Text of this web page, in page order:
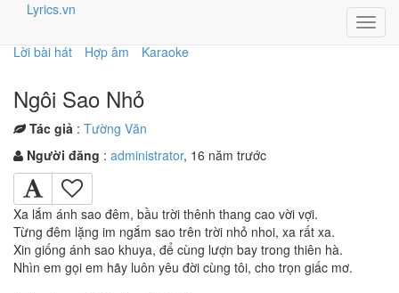
Lyrics.vn
Lời bài hát Hợp âm Karaoke
Ngôi Sao Nhỏ
Tác giả : Tường Văn
Người đăng : administrator, 16 năm trước
Xa lắm ánh sao đêm, bầu trời thênh thang cao vời vợi.
Từng đêm lặng im ngắm sao trên trời nhỏ nhoi, xa rất xa.
Xin giống ánh sao khuya, để cùng lượn bay trong thiên hà.
Nhìn em gọi em hãy luôn yêu đời cùng tôi, cho trọn giấc mơ.